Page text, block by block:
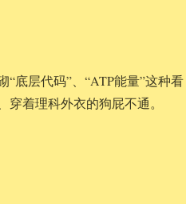
层代码”、“ATP能量”这种看
着理科外衣的狗屁不通。